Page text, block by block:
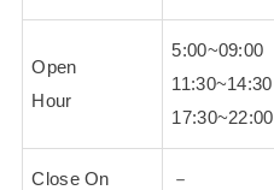
Open
Hour
5:00~09:00
11:30~14:30
17:30~22:00
Close On －